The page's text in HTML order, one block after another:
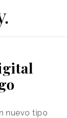
nuevo tipo